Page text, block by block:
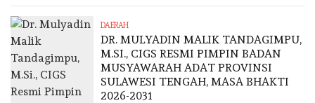
DAERAH
DR. MULYADIN MALIK TANDAGIMPU,
M.SI., CIGS RESMI PIMPIN BADAN
MUSYAWARAH ADAT PROVINSI
SULAWESI TENGAH, MASA BHAKTI
2026-2031